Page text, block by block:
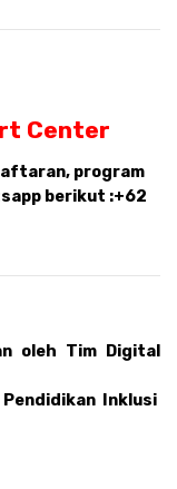
Center
program
berikut :+62
oleh Tim Digital
Inklusi